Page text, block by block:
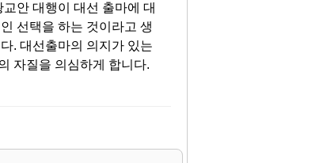
안 대행이 대선 출마에 대
선택을 하는 것이라고 생
. 대선출마의 의지가 있는
자질을 의심하게 합니다.